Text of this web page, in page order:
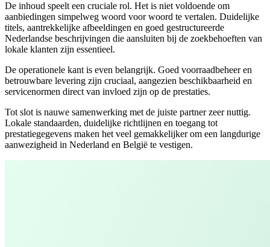
De inhoud speelt een cruciale rol. Het is niet voldoende om
aanbiedingen simpelweg woord voor woord te vertalen. Duidelijke
titels, aantrekkelijke afbeeldingen en goed gestructureerde
Nederlandse beschrijvingen die aansluiten bij de zoekbehoeften van
lokale klanten zijn essentieel.
De operationele kant is even belangrijk. Goed voorraadbeheer en
betrouwbare levering zijn cruciaal, aangezien beschikbaarheid en
servicenormen direct van invloed zijn op de prestaties.
Tot slot is nauwe samenwerking met de juiste partner zeer nuttig.
Lokale standaarden, duidelijke richtlijnen en toegang tot
prestatiegegevens maken het veel gemakkelijker om een langdurige
aanwezigheid in Nederland en België te vestigen.